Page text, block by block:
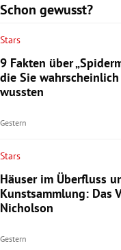
Schon gewusst?
Stars
9 Fakten über
die Sie
wussten
Gestern
Stars
Häuser im Überfluss
Kunstsammlung: Das
Nicholson
Gestern